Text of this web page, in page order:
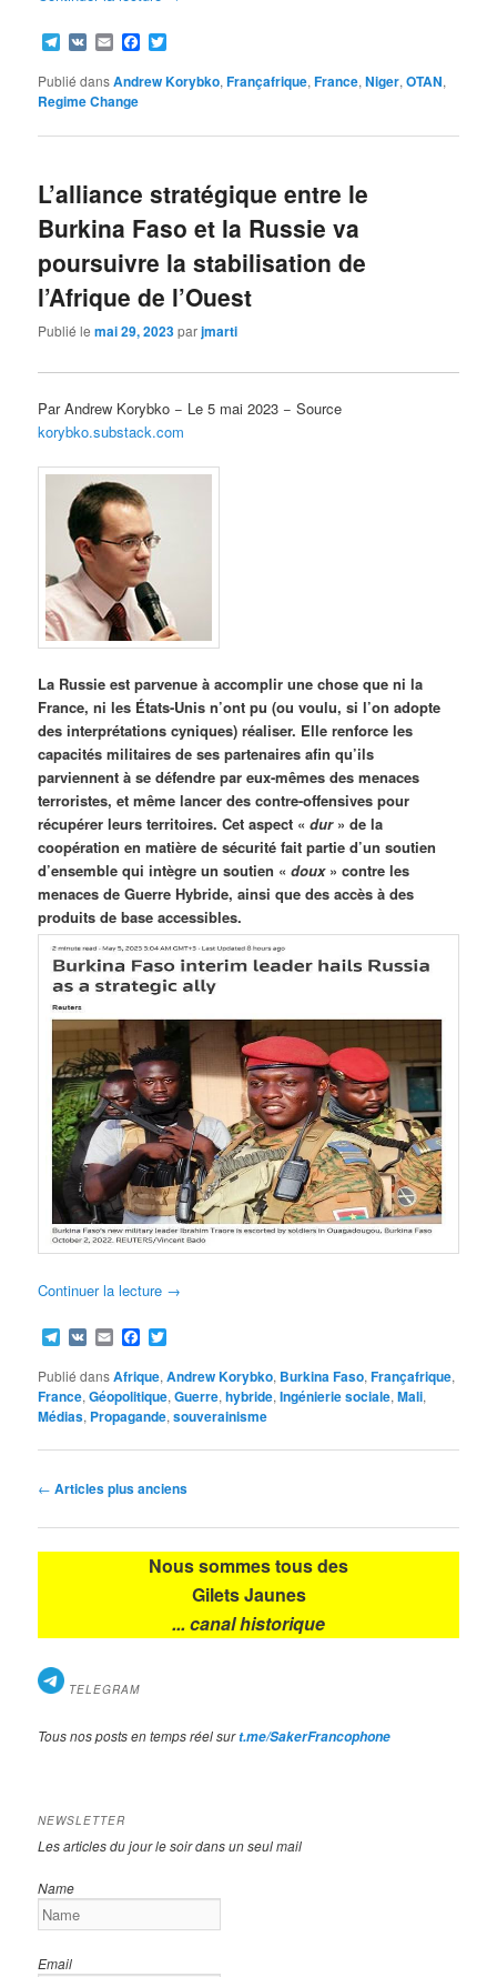
Telegram
VK EmailFacebook
Publié dansAndrew Korybko,Françafrique,France,Niger,OTAN,
Regime Change
L’alliance stratégique entre le
Burkina Faso et la Russie va
poursuivre la stabilisation de
l’Afrique de l’Ouest
Publié lemai 29, 2023parjmarti
Par Andrew Korybko − Le 5 mai 2023 − Source
korybko.substack.com
La Russie est parvenue à accomplir une chose que ni la
France, ni les États-Unis n’ont pu (ou voulu, si l’on adopte
des interprétations cyniques) réaliser. Elle renforce les
capacités militaires de ses partenaires afin qu’ils
parviennent à se défendre par eux-mêmes des menaces
terroristes, et même lancer des contre-offensives pour
récupérer leurs territoires. Cet aspect «dur» de la
coopération en matière de sécurité fait partie d’un soutien
d’ensemble qui intègre un soutien «doux» contre les
menaces de Guerre Hybride, ainsi que des accès à des
produits de base accessibles.
Continuer la lecture →
Telegram
VK EmailFacebook
Publié dansAfrique,Andrew Korybko, Burkina Faso,Françafrique,
France,Géopolitique,Guerre,hybride,Ingénierie sociale,Mali,
Médias, Propagande,souverainisme
Navigation
articles
← Articles plus anciens
Nous sommes tous des
Gilets Jaunes
... canal historique
TELEGRAM
Tous nos posts en temps réel surt.me/SakerFrancophone
NEWSLETTER
Les articles du jour le soir dans un seul mail
Name
Email